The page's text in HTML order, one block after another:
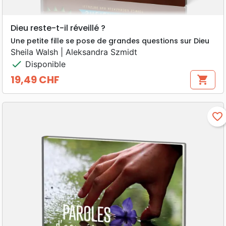
Dieu reste-t-il réveillé ?
Une petite fille se pose de grandes questions sur Dieu
Sheila Walsh | Aleksandra Szmidt
check Disponible
Prix
19,49 CHF shopping_cart
favorite_border